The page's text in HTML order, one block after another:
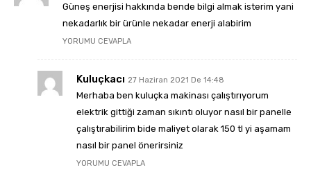
Güneş enerjisi hakkında bende bilgi almak isterim yani
nekadarlık bir ürünle nekadar enerji alabirim
YORUMU CEVAPLA
Kuluçkacı 27 Haziran 2021 De 14:48
Merhaba ben kuluçka makinası çalıştırıyorum
elektrik gittiği zaman sıkıntı oluyor nasıl bir panelle
çalıştırabilirim bide maliyet olarak 150 tl yi aşamam
nasıl bir panel önerirsiniz
YORUMU CEVAPLA